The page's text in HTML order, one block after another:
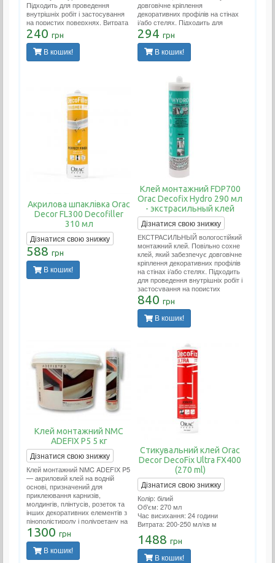
Підходить для проведення
внутрішніх робіт і застосування
на пористих поверхнях. Витрата
тюбика 12 метрів погонних.
240 грн
В кошик!
довговічне кріплення
декоративних профілів на стінах
і/або стелях. Підходить для
проведення внутрішніх робіт і
застосування на пористих
поверхнях. Витрата тюбика 12
метрів погонних.
294 грн
В кошик!
Акрилова шпаклівка Orac
Decor FL300 Decofiller
310 мл
Дізнатися свою знижку
588 грн
В кошик!
Клей монтажний FDP700
Orac Decofix Hydro 290 мл
- экстрасильный клей
Дізнатися свою знижку
ЕКСТРАСИЛЬНЫЙ вологостійкий
монтажний клей. Повільно сохне
клей, який забезпечує довговічне
кріплення декоративних профілів
на стінах і/або стелях. Підходить
для проведення внутрішніх робіт і
застосування на пористих
поверхнях. Застосовується у
вологих приміщеннях (ванних.
басейнах, зовнішніх роботах).
Витрата тюбика на 10-12 метрів
840 грн
В кошик!
Клей монтажний NMC
ADEFIX P5 5 кг
Дізнатися свою знижку
Клей монтажний NMC ADEFIX P5
— акриловий клей на водній
основі, призначений для
приклеювання карнизів,
молдингів, плінтусів, розеток та
інших декоративних елементів з
пінополістиролу і поліуретану на
ДВП, ДСП, гіпсокартон,
гіпсоволокно, штукатурку, бетон
та інші поверхні.
1300 грн
В кошик!
Стикувальний клей Orac
Decor DecoFix Ultra FX400
(270 ml)
Дізнатися свою знижку
Колір: білий
Об'єм: 270 мл
Час висихання: 24 години
Витрата: 200-250 мл/кв м
1488 грн
В кошик!